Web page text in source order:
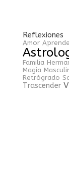
Reflexiones
Amor
Familia
Magia
Retrógrado
Trascender